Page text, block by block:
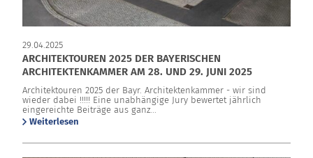
29.04.2025
ARCHITEKTOUREN 2025 DER BAYERISCHEN
ARCHITEKTENKAMMER AM 28. UND 29. JUNI 2025
Architektouren 2025 der Bayr. Architektenkammer - wir sind
wieder dabei !!!!! Eine unabhängige Jury bewertet jährlich
eingereichte Beiträge aus ganz...
Weiterlesen